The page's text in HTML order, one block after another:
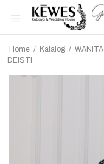
Home / Katalog / WANITA
DEISTI